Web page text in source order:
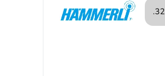
.32